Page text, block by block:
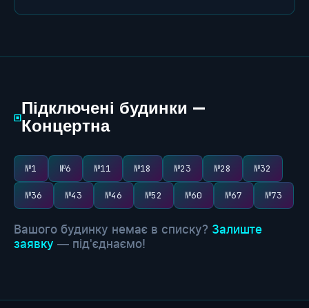
▣Підключені будинки —
Концертна
№1 №6 №11 №18 №23 №28 №32
№36 №43 №46 №52 №60 №67 №73
Вашого будинку немає в списку? Залиште
заявку — під'єднаємо!